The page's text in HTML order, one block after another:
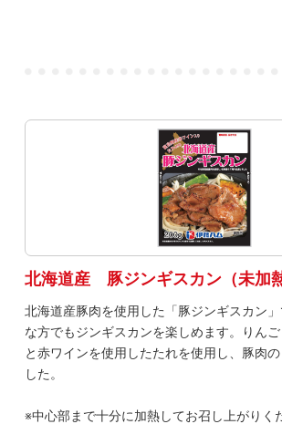
北海道産 豚ジンギスカン（未加熱
北海道産豚肉を使用した「豚ジンギスカン
な方でもジンギスカンを楽しめます。りん
と赤ワインを使用したたれを使用し、豚肉
した。
※中心部まで十分に加熱してお召し上がりく